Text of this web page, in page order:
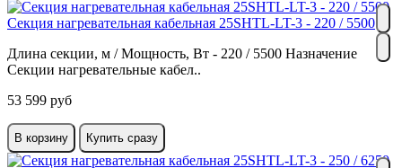
Секция нагревательная кабельная 25SHTL-LT-3 - 220 / 5500
Длина секции, м / Мощность, Вт - 220 / 5500 Назначение
Секции нагревательные кабел..
53 599 руб
В корзину Купить сразу